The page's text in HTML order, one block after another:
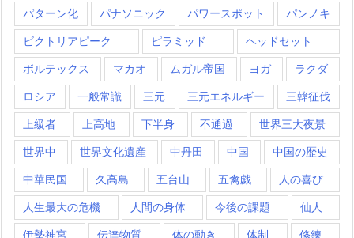
パターン化 パナソニック パワースポット パンノキ
ビクトリアピーク ピラミッド ヘッドセット
ボルテックス マカオ ムガル帝国 ヨガ ラクダ
ロシア 一般常識 三元 三元エネルギー 三韓征伐
上級者 上高地 下半身 不通過 世界三大夜景
世界中 世界文化遺産 中丹田 中国 中国の歴史
中華民国 久高島 五台山 五禽戯 人の喜び
人生最大の危機 人間の身体 今後の課題 仙人
伊勢神宮 伝達物質 体の動き 体制 修練